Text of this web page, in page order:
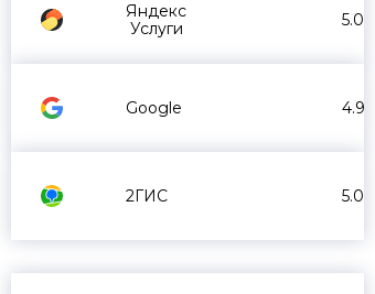
Яндекс
Услуги
5.0
Google 4.9
2ГИС 5.0